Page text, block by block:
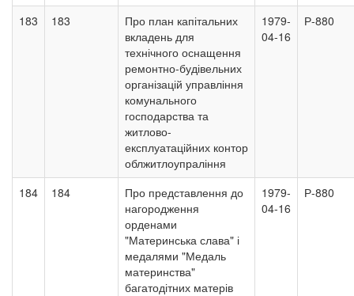
183 183
Про план капітальних
вкладень для
технічного оснащення
ремонтно-будівельних
організацій управління
комунального
господарства та
житлово-
експлуатаційних контор
облжитлоупраління
1979-
04-16
Р-880
184 184
Про представлення до
нагородження
орденами
"Материнська слава" і
медалями "Медаль
материнства"
багатодітних матерів
1979-
04-16
Р-880